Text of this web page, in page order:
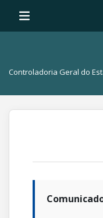
Controladoria Geral do